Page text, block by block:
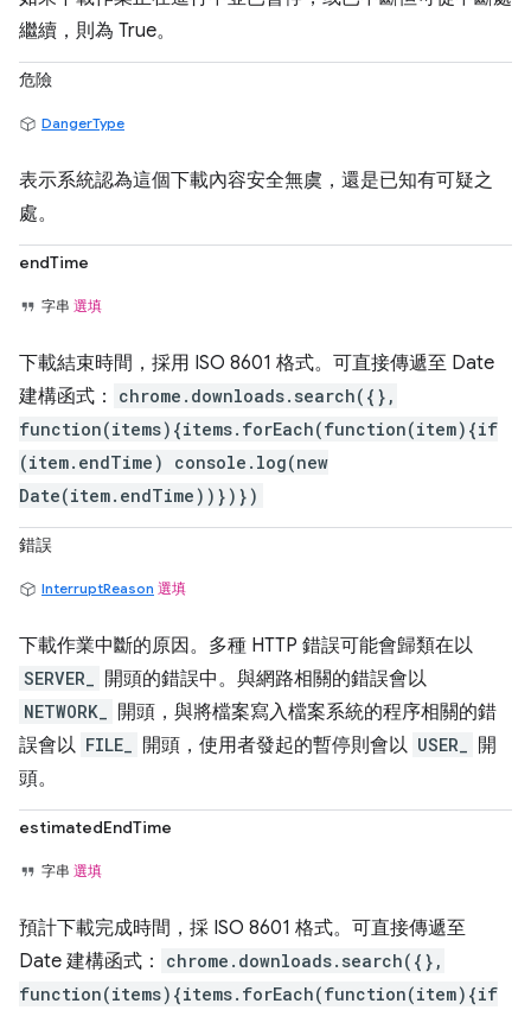
繼續，則為 True。
危險
DangerType
表示系統認為這個下載內容安全無虞，還是已知有可疑之
處。
endTime
字串 選填
下載結束時間，採用 ISO 8601 格式。可直接傳遞至 Date
建構函式：
chrome.downloads.search({},
function(items){items.forEach(function(item){if
(item.endTime) console.log(new
Date(item.endTime))})})
錯誤
InterruptReason 選填
下載作業中斷的原因。多種 HTTP 錯誤可能會歸類在以
SERVER_ 開頭的錯誤中。與網路相關的錯誤會以
NETWORK_
開頭，與將檔案寫入檔案系統的程序相關的錯
誤會以 FILE_ 開頭，使用者發起的暫停則會以 USER_
開
頭。
estimatedEndTime
字串 選填
預計下載完成時間，採 ISO 8601 格式。可直接傳遞至
Date 建構函式：
chrome.downloads.search({},
function(items){items.forEach(function(item){if